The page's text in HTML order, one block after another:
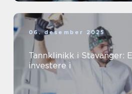
06. desember 2025
Tannklinikk i Stavanger:
investere i